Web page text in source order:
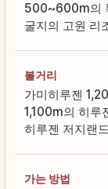
500~600m의
굴지의 고원 리
볼거리
가미히루젠
1,100m의 히루
히루젠 저지랜
가는 방법